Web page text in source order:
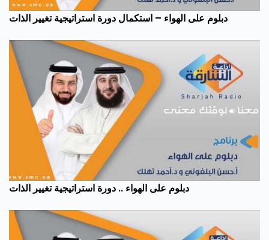
دبلوم على الهواء – استكمال دورة استراتيجية تغيير الذات
دبلوم على الهواء .. دورة استراتيجية تغيير الذات